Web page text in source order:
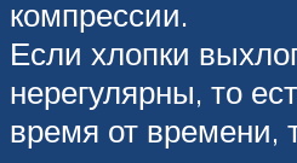
компрессии.
Если хлопки
нерегулярны, то
время от времени,